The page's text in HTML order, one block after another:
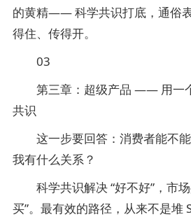
的黄精—— 科学共识打底，通俗
得住、传得开。
03
第三章：超级产品 —— 用一
共识
这一步要回答：消费者能不能
我有什么关系？
科学共识解决 “好不好”，市场
买”。最有效的路径，从来不是堆